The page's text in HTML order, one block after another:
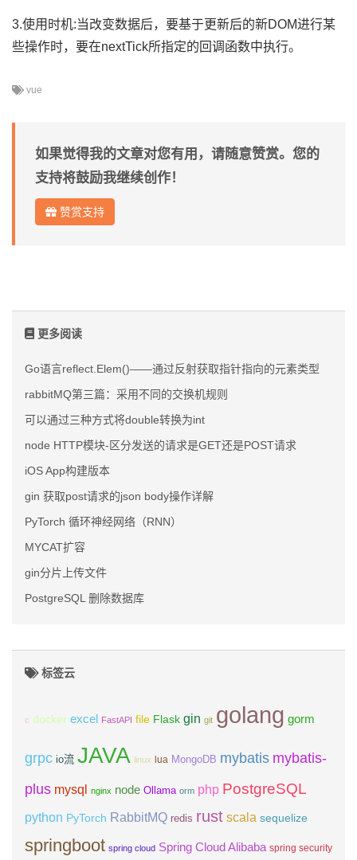
3.使用时机:当改变数据后，要基于更新后的新DOM进行某
些操作时，要在nextTick所指定的回调函数中执行。
vue
如果觉得我的文章对您有用，请随意赞赏。您的
支持将鼓励我继续创作！
赞赏支持
更多阅读
Go语言reflect.Elem()——通过反射获取指针指向的元素类型
rabbitMQ第三篇：采用不同的交换机规则
可以通过三种方式将double转换为int
node HTTP模块-区分发送的请求是GET还是POST请求
iOS App构建版本
gin 获取post请求的json body操作详解
PyTorch 循环神经网络（RNN）
MYCAT扩容
gin分片上传文件
PostgreSQL 删除数据库
标签云
c docker excel FastAPI file Flask gin git golang gorm
grpc io流 JAVA linux lua MongoDB mybatis mybatis-
plus mysql nginx node Ollama orm php PostgreSQL
python PyTorch RabbitMQ redis rust scala sequelize
springboot spring cloud Spring Cloud Alibaba spring security